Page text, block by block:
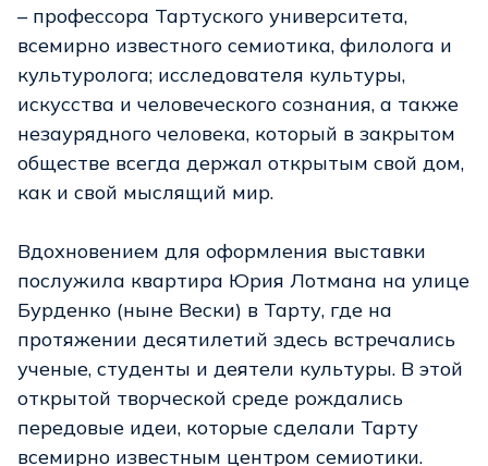
– профессора Тартуского университета,
всемирно известного семиотика, филолога и
культуролога; исследователя культуры,
искусства и человеческого сознания, а также
незаурядного человека, который в закрытом
обществе всегда держал открытым свой дом,
как и свой мыслящий мир.
Вдохновением для оформления выставки
послужила квартира Юрия Лотмана на улице
Бурденко (ныне Вески) в Тарту, где на
протяжении десятилетий здесь встречались
ученые, студенты и деятели культуры. В этой
открытой творческой среде рождались
передовые идеи, которые сделали Тарту
всемирно известным центром семиотики.